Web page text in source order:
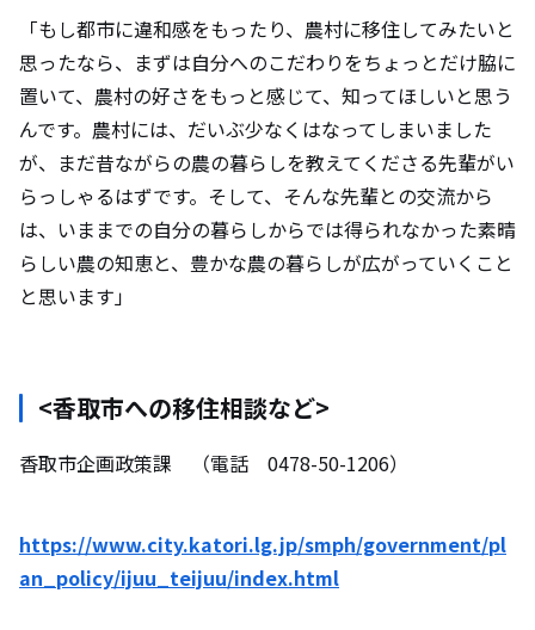
「もし都市に違和感をもったり、農村に移住してみたいと
思ったなら、まずは自分へのこだわりをちょっとだけ脇に
置いて、農村の好さをもっと感じて、知ってほしいと思う
んです。農村には、だいぶ少なくはなってしまいました
が、まだ昔ながらの農の暮らしを教えてくださる先輩がい
らっしゃるはずです。そして、そんな先輩との交流から
は、いままでの自分の暮らしからでは得られなかった素晴
らしい農の知恵と、豊かな農の暮らしが広がっていくこと
と思います」
<香取市への移住相談など>
香取市企画政策課 （電話 0478-50-1206）
https://www.city.katori.lg.jp/smph/government/pl
an_policy/ijuu_teijuu/index.html